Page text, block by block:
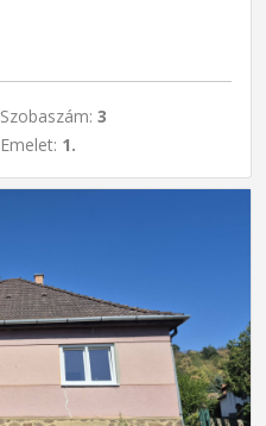
Szobaszám: 3
Emelet: 1.